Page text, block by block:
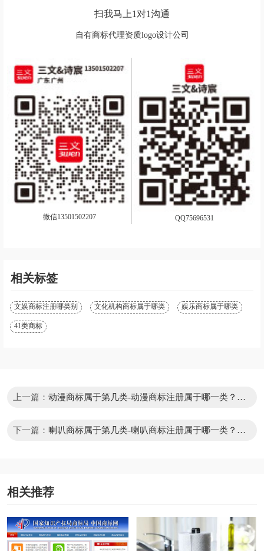
扫我马上1对1沟通
自有商标代理资质logo设计公司
微信13501502207 QQ75696531
相关标签
文娱商标注册哪类别 文化机构商标属于哪类 娱乐商标属于哪类
41类商标
上一篇： 动漫商标属于第几类-动漫商标注册属于哪一类？
下一篇： 喇叭商标属于第几类-喇叭商标注册属于哪一类？
相关推荐